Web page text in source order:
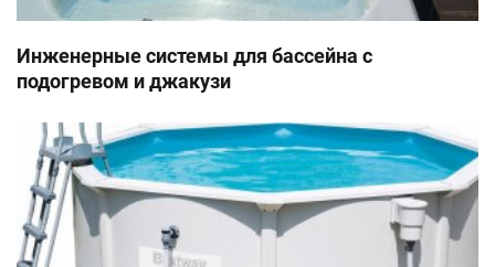
Инженерные системы для бассейна с
подогревом и джакузи